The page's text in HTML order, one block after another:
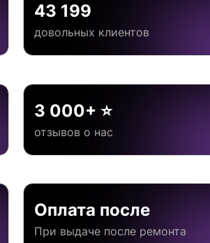
43 199
довольных клиентов
3 000+ ⭐
отзывов о нас
Оплата после
При выдаче после ремонта